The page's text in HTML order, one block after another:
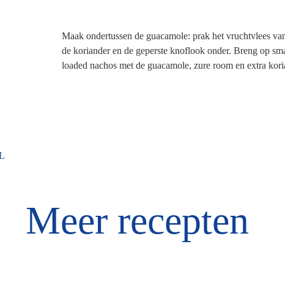
Maak ondertussen de guacamole: prak het vruchtvlees
de koriander en de geperste knoflook onder. Breng op
loaded nachos met de guacamole, zure room en extra
Meer recepten